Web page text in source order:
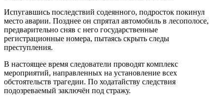
Испугавшись последствий содеянного, подросток покинул
место аварии. Позднее он спрятал автомобиль в лесополосе,
предварительно сняв с него государственные
регистрационные номера, пытаясь скрыть следы
преступления.
В настоящее время следователи проводят комплекс
мероприятий, направленных на установление всех
обстоятельств трагедии. По ходатайству следствия
подозреваемый заключён под стражу.